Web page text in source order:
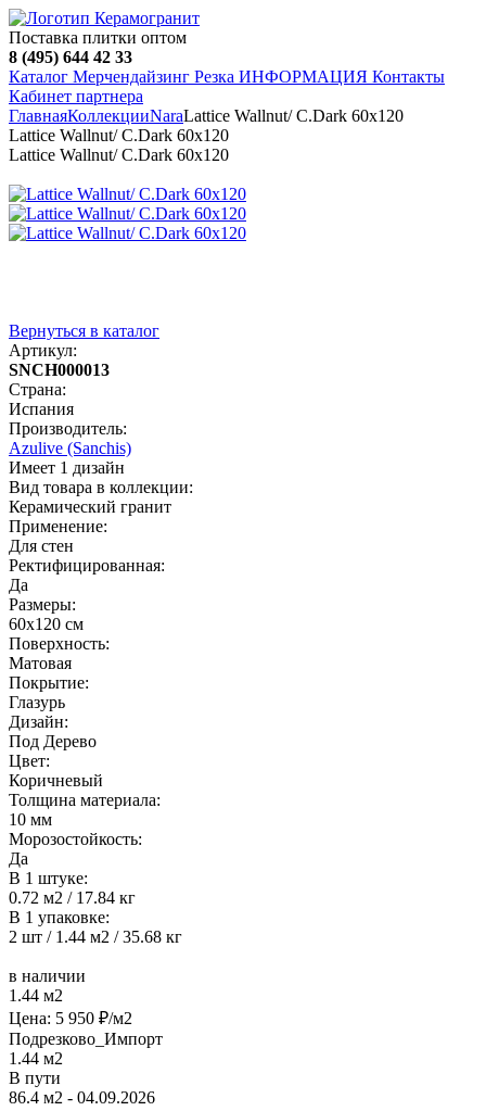
Поставка плитки оптом
8 (495) 644 42 33
Каталог Мерчендайзинг Резка ИНФОРМАЦИЯ Контакты
Кабинет партнера
ГлавнаяКоллекцииNaraLattice Wallnut/ С.Dark 60х120
Lattice Wallnut/ С.Dark 60х120
Lattice Wallnut/ С.Dark 60х120
Вернуться в каталог
Артикул:
SNCH000013
Страна:
Испания
Производитель:
Azulive (Sanchis)
Имеет 1 дизайн
Вид товара в коллекции:
Керамический гранит
Применение:
Для стен
Ректифицированная:
Да
Размеры:
60х120 см
Поверхность:
Матовая
Покрытие:
Глазурь
Дизайн:
Под Дерево
Цвет:
Коричневый
Толщина материала:
10 мм
Морозостойкость:
Да
В 1 штуке:
0.72 м2 / 17.84 кг
В 1 упаковке:
2 шт / 1.44 м2 / 35.68 кг
в наличии
1.44 м2
Цена: 5 950 ₽/м2
Подрезково_Импорт
1.44 м2
В пути
86.4 м2 - 04.09.2026